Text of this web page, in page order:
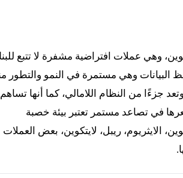
عملة البيتكوين، وهي عملات افتراضية مشفرة لا تتبع
البيانات وهي مستمرة في النمو والتطور
جزءًا من النظام اللامالي، كما أنها
في تصاعد مستمر تعتبر بيئة خصبة
الايثريوم، ريبل، لايتكوين، بعض العملات